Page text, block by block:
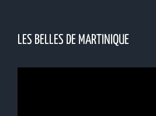
LES BELLES DE MARTINIQUE